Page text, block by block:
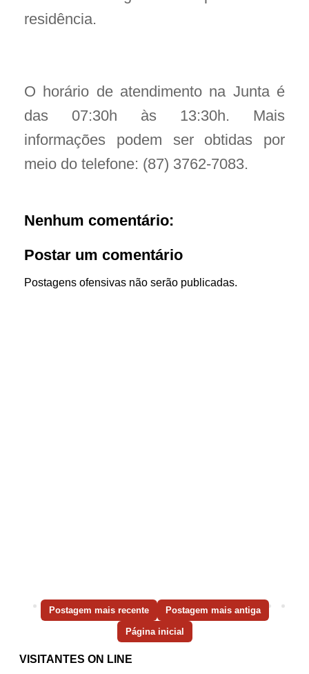
residência.
O horário de atendimento na Junta é
das 07:30h às 13:30h. Mais
informações podem ser obtidas por
meio do telefone: (87) 3762-7083.
Nenhum comentário:
Postar um comentário
Postagens ofensivas não serão publicadas.
Postagem mais recente Postagem mais antiga
Página inicial
VISITANTES ON LINE